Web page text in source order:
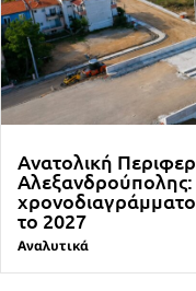
Ανατολική
Αλεξανδρούπολης:
το 2027
Αναλυτικά